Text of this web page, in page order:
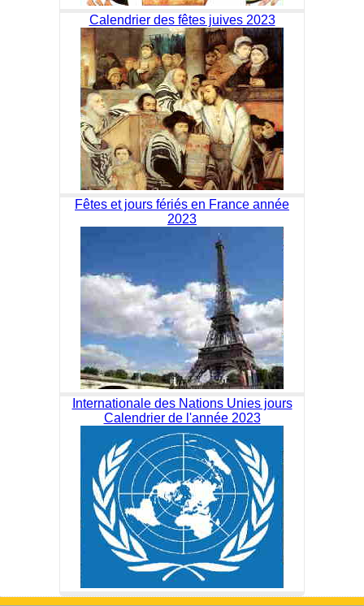
Calendrier des fêtes juives 2023
Fêtes et jours fériés en France année
2023
Internationale des Nations Unies jours
Calendrier de l'année 2023